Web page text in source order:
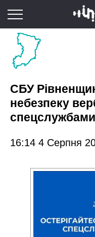
СБУ
небезпеку
спецслужбами
16:14 4 Серпня